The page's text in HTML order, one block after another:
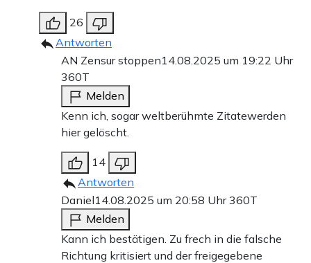
26
Antworten
AN Zensur stoppen14.08.2025 um 19:22 Uhr
360T
Melden
Kenn ich, sogar weltberühmte Zitatewerden
hier gelöscht.
14
Antworten
Daniel14.08.2025 um 20:58 Uhr360T
Melden
Kann ich bestätigen. Zu frech in die falsche
Richtung kritisiert und der freigegebene